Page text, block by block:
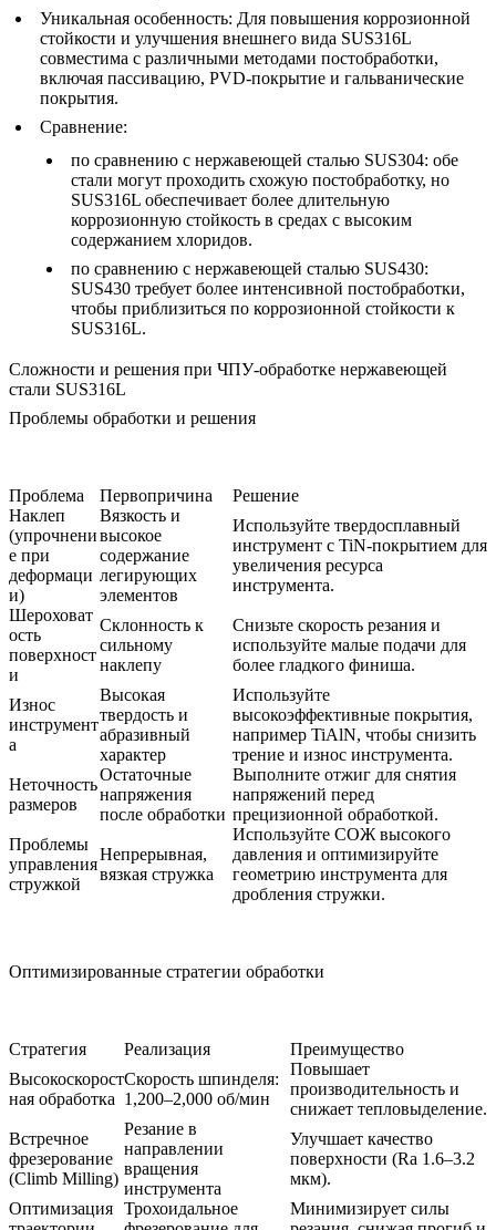
Уникальная особенность: Для повышения коррозионной
стойкости и улучшения внешнего вида SUS316L
совместима с различными методами постобработки,
включая пассивацию, PVD-покрытие и гальванические
покрытия.
Сравнение:
по сравнению с нержавеющей сталью SUS304: обе
стали могут проходить схожую постобработку, но
SUS316L обеспечивает более длительную
коррозионную стойкость в средах с высоким
содержанием хлоридов.
по сравнению с нержавеющей сталью SUS430:
SUS430 требует более интенсивной постобработки,
чтобы приблизиться по коррозионной стойкости к
SUS316L.
Сложности и решения при ЧПУ-обработке нержавеющей
стали SUS316L
Проблемы обработки и решения
Проблема Первопричина
Решение
Наклеп
(упрочнени
е при
деформаци
и)
Вязкость и
высокое
содержание
легирующих
элементов
Используйте твердосплавный
инструмент с TiN-покрытием для
увеличения ресурса
инструмента.
Шероховат
ость
поверхност
и
Склонность к
сильному
наклепу
Снизьте скорость резания и
используйте малые подачи для
более гладкого финиша.
Износ
инструмент
а
Высокая
твердость и
абразивный
характер
Используйте
высокоэффективные покрытия,
например TiAlN, чтобы снизить
трение и износ инструмента.
Неточность
размеров
Остаточные
напряжения
после обработки
Выполните отжиг для снятия
напряжений перед
прецизионной обработкой.
Проблемы
управления
стружкой
Непрерывная,
вязкая стружка
Используйте СОЖ высокого
давления и оптимизируйте
геометрию инструмента для
дробления стружки.
Оптимизированные стратегии обработки
Стратегия Реализация
Преимущество
Высокоскорост
ная обработка
Скорость шпинделя:
1,200–2,000 об/мин
Повышает
производительность и
снижает тепловыделение.
Встречное
фрезерование
(Climb Milling)
Резание в
направлении
вращения
инструмента
Улучшает качество
поверхности (Ra 1.6–3.2
мкм).
Оптимизация Трохоидальное
Минимизирует силы